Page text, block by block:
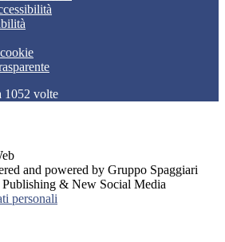
1052 volte
and powered by Gruppo Spaggiari
& New Social Media
personali